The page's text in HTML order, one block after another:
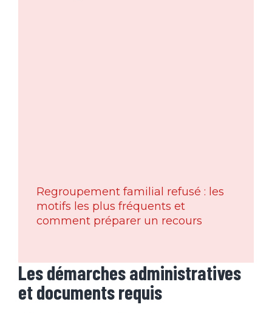
Regroupement familial refusé : les
motifs les plus fréquents et
comment préparer un recours
Les démarches administratives
et documents requis